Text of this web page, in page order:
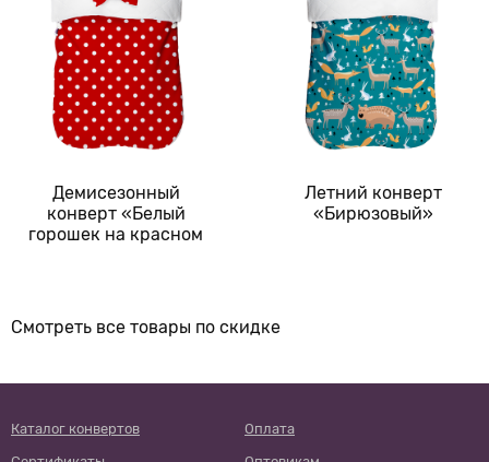
Смотреть все товары по скидке
Демисезонный
конверт «Белый
горошек на красном
Летний конверт
«Бирюзовый»
Каталог конвертов
Оплата